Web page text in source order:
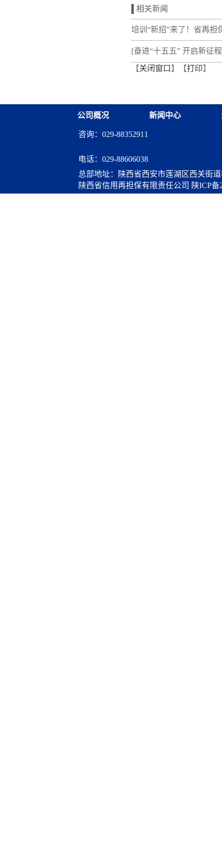
相关新闻
培训“新招”来了！省再担
新"以审代训"， 让政策学
从"听"变"练"
[奋进“十五五” 开启新征
融资担保体系这样做](十
【关闭窗口 】【打印】
公司概况 新闻中心
咨询：029-88352911
电话： 029-88606038
陕西省信用再担保有限责任公司 陕ICP备
总部地址：陕西省西安市莲湖区西关街